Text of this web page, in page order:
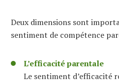
Deux dimensions sont
sentiment de compétence
L’efficacité parentale
Le sentiment d’efficacité